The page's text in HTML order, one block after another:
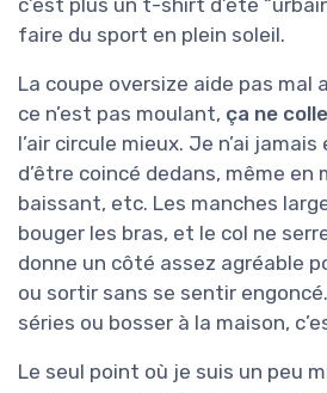
faire du sport en plein soleil.
La coupe oversize aide pas mal
ce n’est pas moulant, ça ne
l’air circule mieux. Je n’ai
d’être coincé dedans, même en
baissant, etc. Les manches
bouger les bras, et le col ne
donne un côté assez agréable
ou sortir sans se sentir
séries ou bosser à la maison,
Le seul point où je suis un peu